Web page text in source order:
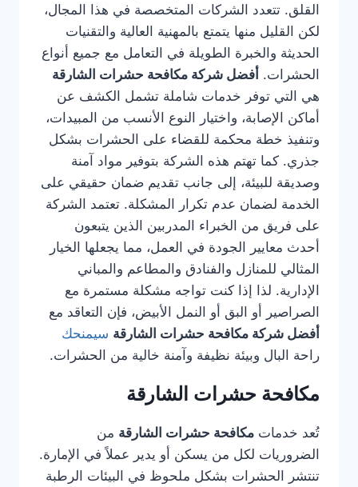
القلق. تتعدد الشركات المتخصصة في هذا المجال،
لكن القليل منها يتمتع بالمهنية العالية والتقنيات
الحديثة والخبرة الطويلة في التعامل مع جميع أنواع
الحشرات. أفضل شركة مكافحة حشرات الشارقة
هي التي توفر خدمات شاملة تشمل الكشف عن
أماكن الإصابة، واختيار النوع الأنسب من المبيدات،
وتنفيذ خطة محكمة للقضاء على الحشرات بشكل
جذري. كما تهتم هذه الشركة بتوفير مواد آمنة
وصديقة للبيئة، إلى جانب تقديم ضمان حقيقي على
الخدمة لضمان عدم تكرار المشكلة. تعتمد الشركة
على فريق من الخبراء المدربين الذين يتبعون
أحدث معايير الجودة في العمل، مما يجعلها الخيار
المثالي للمنازل والفنادق والمطاعم والمباني
الإدارية. لذا إذا كنت تواجه مشكلة مستمرة مع
الصراصير أو البق أو النمل الأبيض، فإن التعاقد مع
أفضل شركة مكافحة حشرات الشارقة سيمنحك
راحة البال وبيئة نظيفة وآمنة خالية من الحشرات.
مكافحة حشرات الشارقة
تُعد خدمات مكافحة حشرات الشارقة من
الضروريات لكل من يسكن أو يدير عملاً في الإمارة.
تنتشر الحشرات بشكل ملحوظ في البيئات الرطبة